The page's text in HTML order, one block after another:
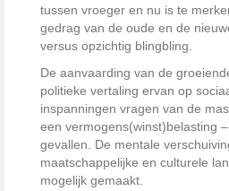
tussen vroeger en nu is te
gedrag van de oude en de
versus opzichtig blingbling.
De aanvaarding van de
politieke vertaling ervan op
inspanningen vragen van de
een vermogens(winst)belasting
gevallen. De mentale
maatschappelijke en culturele
mogelijk gemaakt.